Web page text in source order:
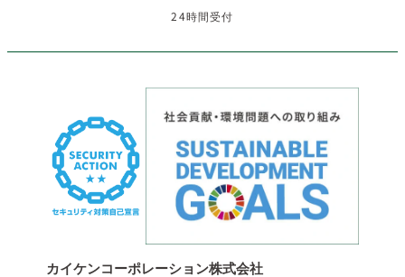
24時間受付
カイケンコーポレーション株式会社